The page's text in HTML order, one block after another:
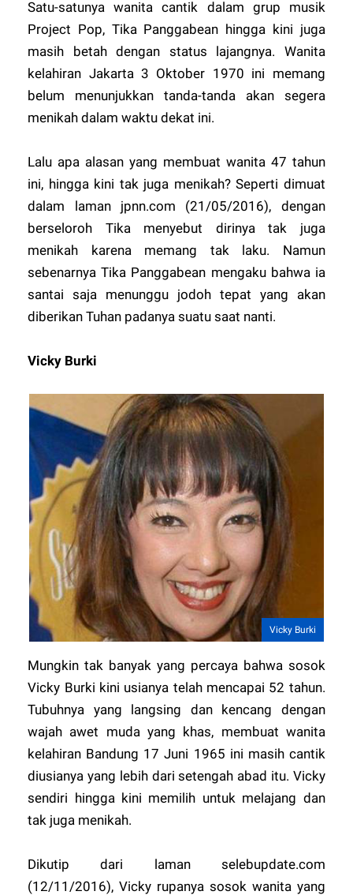
Satu-satunya wanita cantik dalam grup musik
Project Pop, Tika Panggabean hingga kini juga
masih betah dengan status lajangnya. Wanita
kelahiran Jakarta 3 Oktober 1970 ini memang
belum menunjukkan tanda-tanda akan segera
menikah dalam waktu dekat ini.
Lalu apa alasan yang membuat wanita 47 tahun
ini, hingga kini tak juga menikah? Seperti dimuat
dalam laman jpnn.com (21/05/2016), dengan
berseloroh Tika menyebut dirinya tak juga
menikah karena memang tak laku. Namun
sebenarnya Tika Panggabean mengaku bahwa ia
santai saja menunggu jodoh tepat yang akan
diberikan Tuhan padanya suatu saat nanti.
Vicky Burki
Vicky Burki
Mungkin tak banyak yang percaya bahwa sosok
Vicky Burki kini usianya telah mencapai 52 tahun.
Tubuhnya yang langsing dan kencang dengan
wajah awet muda yang khas, membuat wanita
kelahiran Bandung 17 Juni 1965 ini masih cantik
diusianya yang lebih dari setengah abad itu. Vicky
sendiri hingga kini memilih untuk melajang dan
tak juga menikah.
Dikutip dari laman selebupdate.com
(12/11/2016), Vicky rupanya sosok wanita yang